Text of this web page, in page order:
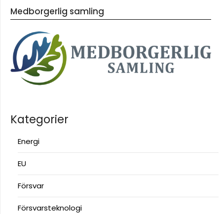
Medborgerlig samling
Kategorier
Energi
EU
Försvar
Försvarsteknologi